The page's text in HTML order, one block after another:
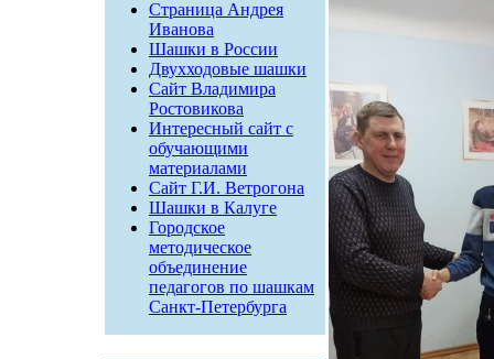
Страница Андрея
Иванова
Шашки в России
Двухходовые шашки
Сайт Владимира
Ростовикова
Интересный сайт с
обучающими
материалами
Сайт Г.И. Ветрогона
Шашки в Калуге
Городское
методическое
объединение
педагогов по шашкам
Санкт-Петербурга